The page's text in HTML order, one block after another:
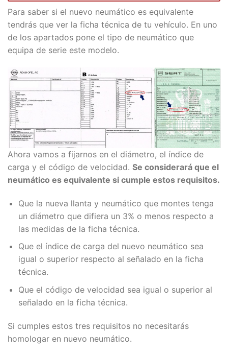
Para saber si el nuevo neumático es equivalente
tendrás que ver la ficha técnica de tu vehículo. En uno
de los apartados pone el tipo de neumático que
equipa de serie este modelo.
Ahora vamos a fijarnos en el diámetro, el índice de
carga y el código de velocidad. Se considerará que el
neumático es equivalente si cumple estos requisitos.
Que la nueva llanta y neumático que montes tenga
un diámetro que difiera un 3% o menos respecto a
las medidas de la ficha técnica.
Que el índice de carga del nuevo neumático sea
igual o superior respecto al señalado en la ficha
técnica.
Que el código de velocidad sea igual o superior al
señalado en la ficha técnica.
Si cumples estos tres requisitos no necesitarás
homologar en nuevo neumático.